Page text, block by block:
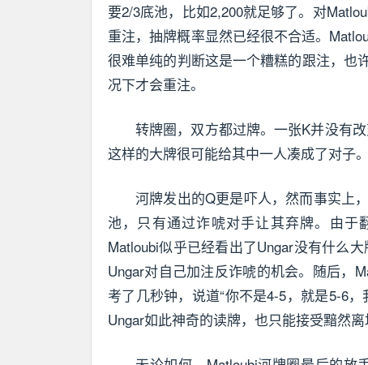
要2/3底池，比如2,200就足够了。对
重注，抽牌概率显然已经很不合适。
很难单纯的判断这是一个糟糕的跟注，也
况下才会重注。
转牌圈，双方都过牌。一张K并没有
这样的大牌很可能给其中一人凑成了对子。
河牌发出的Q更是吓人，然而事实上
池，只有通过诈唬对手让其弃牌。由于
Matloubi似乎已经看出了Ungar没有什么
Ungar对自己加注反诈唬的机会。随后，
考了几秒钟，说道“你不是4-5，就是5-6
Ungar如此神奇的读牌，也只能接受黯然离